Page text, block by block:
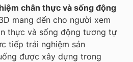
chân thực và sống động
mang đến cho người xem
thực và sống động tương tự
tiếp trải nghiệm sản
được xây dựng trong